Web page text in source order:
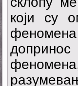
који су